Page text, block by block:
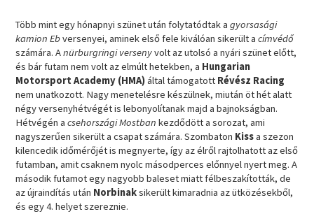
Több mint egy hónapnyi szünet után folytatódtak agyorsasági
kamion Ebversenyei, aminek első fele kiválóan sikerült acímvédő
számára. Anürburgringi versenyvolt az utolsó a nyári szünet előtt,
és bár futam nem volt az elmúlt hetekben, a Hungarian
Motorsport Academy (HMA)által támogatott Révész Racing
nem unatkozott. Nagy menetelésre készülnek, miután öt hét alatt
négy versenyhétvégét is lebonyolítanak majd a bajnokságban.
Hétvégén acsehországi Mostbankezdődött a sorozat, ami
nagyszerűen sikerült a csapat számára. Szombaton Kissa szezon
kilencedik időmérőjét is megnyerte, így az élről rajtolhatott az első
futamban, amit csaknem nyolc másodperces előnnyel nyert meg. A
második futamot egy nagyobb baleset miatt félbeszakították, de
az újraindítás után Norbinaksikerült kimaradnia az ütközésekből,
és egy 4. helyet szereznie.